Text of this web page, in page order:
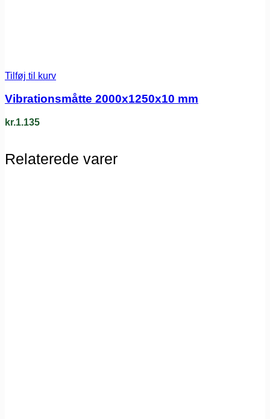
Tilføj til kurv
Vibrationsmåtte 2000x1250x10 mm
kr.1.135
Relaterede varer